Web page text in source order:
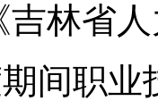
吉林省
间职业